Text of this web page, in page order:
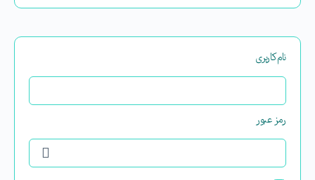
نام‌کاربری
رمز عبور